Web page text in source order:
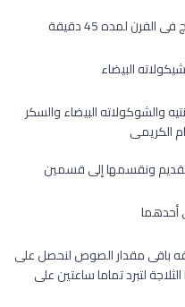
لمده 45 دقيقة
البيضاء
والشوكولاته البيضاء والسكر
الكريمى
ونقسمها إلى قسمين
باقى مقدار الصوص لنحصل على
لتبرد تماما ساعتين على